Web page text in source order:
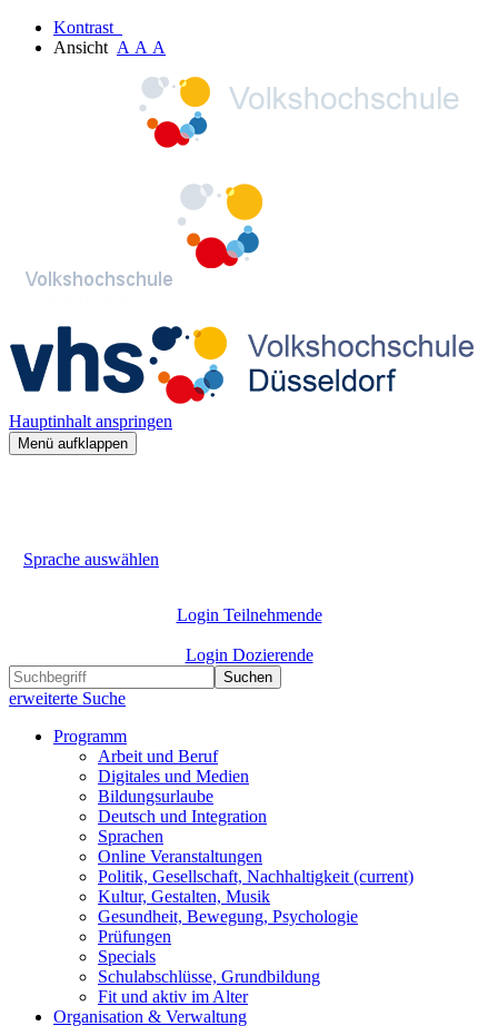
Kontrast
Ansicht A A A
Hauptinhalt anspringen
Menü aufklappen
Sprache auswählen
Login Teilnehmende
Login Dozierende
Suchen
erweiterte Suche
Programm
Arbeit und Beruf
Digitales und Medien
Bildungsurlaube
Deutsch und Integration
Sprachen
Online Veranstaltungen
Politik, Gesellschaft, Nachhaltigkeit (current)
Kultur, Gestalten, Musik
Gesundheit, Bewegung, Psychologie
Prüfungen
Specials
Schulabschlüsse, Grundbildung
Fit und aktiv im Alter
Organisation & Verwaltung